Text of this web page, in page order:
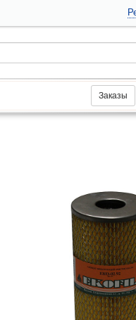
Заказы